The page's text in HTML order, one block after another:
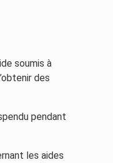
soumis à
des
pendant
les aides